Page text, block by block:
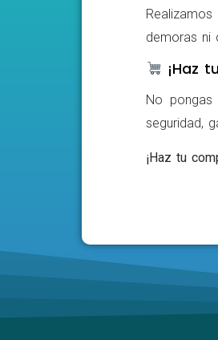
demoras ni
¡Haz
No
seguridad,
¡Haz tu